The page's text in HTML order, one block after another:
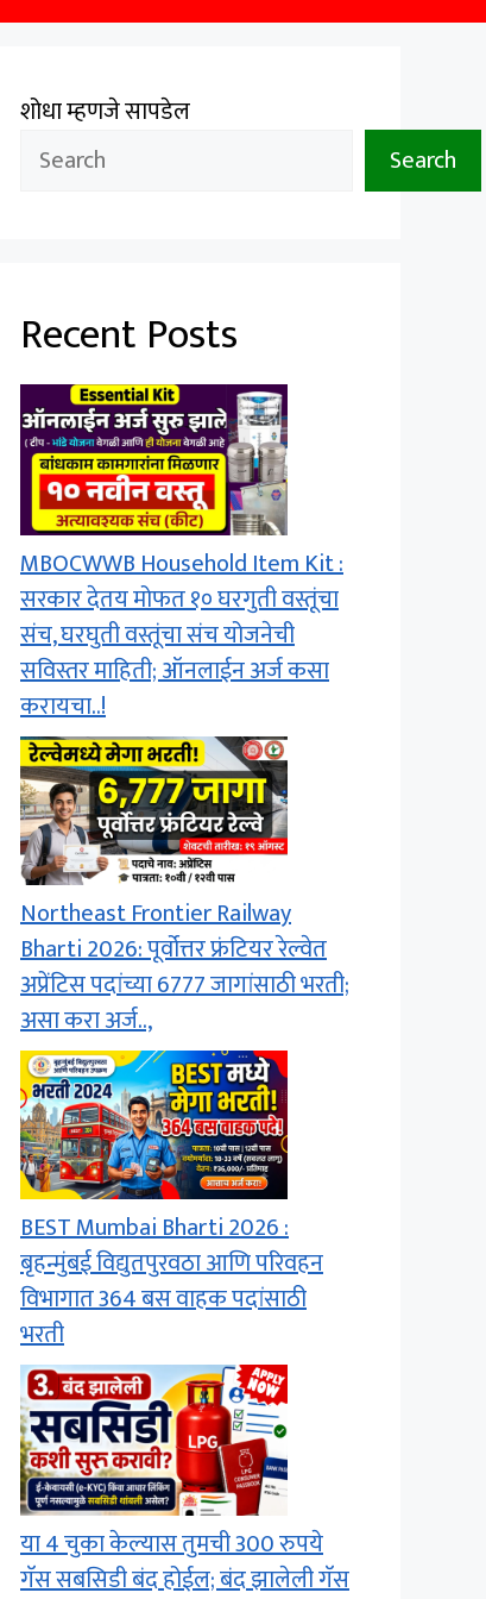
शोधा म्हणजे सापडेल
Search
Recent Posts
MBOCWWB Household Item Kit :
सरकार देतय मोफत १० घरगुती वस्तूंचा
संच, घरघुती वस्तूंचा संच योजनेची
सविस्तर माहिती; ऑनलाईन अर्ज कसा
करायचा..!
Northeast Frontier Railway
Bharti 2026: पूर्वोत्तर फ्रंटियर रेल्वेत
अप्रेंटिस पदांच्या 6777 जागांसाठी भरती;
असा करा अर्ज..,
BEST Mumbai Bharti 2026 :
बृहन्मुंबई विद्युतपुरवठा आणि परिवहन
विभागात 364 बस वाहक पदांसाठी
भरती
या 4 चुका केल्यास तुमची 300 रुपये
गॅस सबसिडी बंद होईल; बंद झालेली गॅस